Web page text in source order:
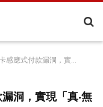
款漏洞，實現「真‧無限簽帳」！
洞，實現「真‧無